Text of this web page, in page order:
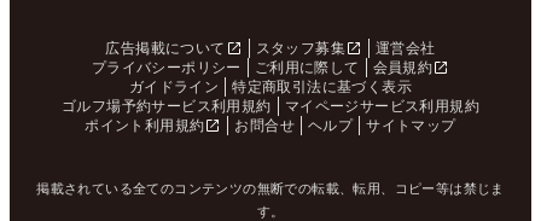
広告掲載について スタッフ募集
運営会社
プライバシーポリシー
ご利用に際して
会員規約
ガイドライン
特定商取引法に基づく表示
ゴルフ場予約サービス利用規約
マイページサービス利用規約
ポイント利用規約
お問合せ ヘルプ サイトマップ
掲載されている全てのコンテンツの無断での転載、転用、コピー等は禁じま
す。